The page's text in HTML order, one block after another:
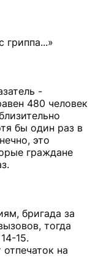
гриппа...»
-
480 человек
бы один раз в
это
граждане
бригада за
тогда
15.
на